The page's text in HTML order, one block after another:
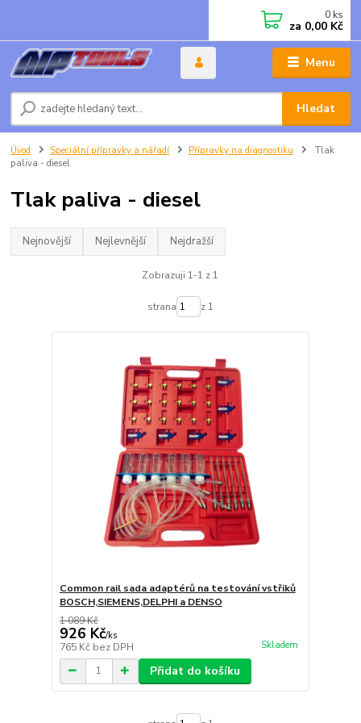
Menu
Hledat
0 ks
za 0,00 Kč
Úvod Speciální přípravky a nářadí Přípravky na diagnostiku
Tlak
paliva - diesel
Tlak paliva - diesel
Nejnovější Nejlevnější Nejdražší
Zobrazuji 1-1 z 1
strana z 1
Common rail sada adaptérů na testování vstřiků
BOSCH,SIEMENS,DELPHI a DENSO
1 089 Kč
926 Kč/ks
765 Kč bez DPH Skladem
Přidat do košíku